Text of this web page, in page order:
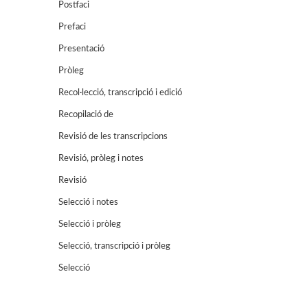
Postfaci
Prefaci
Presentació
Pròleg
Recol·lecció, transcripció i edició
Recopilació de
Revisió de les transcripcions
Revisió, pròleg i notes
Revisió
Selecció i notes
Selecció i pròleg
Selecció, transcripció i pròleg
Selecció